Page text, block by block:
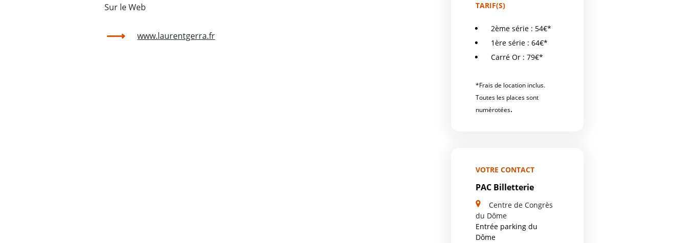
Sur le Web
www.laurentgerra.fr
TARIF(S)
2ème série : 54€*
1ère série : 64€*
Carré Or : 79€*
*Frais de location inclus.
Toutes les places sont
numérotées.
VOTRE CONTACT
PAC Billetterie
Centre de Congrès
du Dôme
Entrée parking du
Dôme